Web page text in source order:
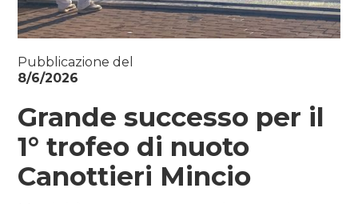
Pubblicazione del
8/6/2026
Grande successo per il
1° trofeo di nuoto
Canottieri Mincio